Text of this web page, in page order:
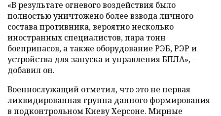
«В результате огневого воздействия было
полностью уничтожено более взвода личного
состава противника, вероятно несколько
иностранных специалистов, пара тонн
боеприпасов, а также оборудование РЭБ, РЭР и
устройства для запуска и управления БПЛА», –
добавил он.
Военнослужащий отметил, что это не первая
ликвидированная группа данного формирования
в подконтрольном Киеву Херсоне. Мирные